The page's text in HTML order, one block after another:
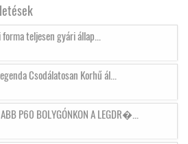
forma teljesen gyári állap...
Csodálatosan Korhű ál...
P60 BOLYGÓNKON A LEGDR�...